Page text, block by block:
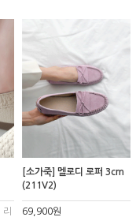
리
[소가죽] 멜로디 로퍼 3cm
(211V2)
69,900원